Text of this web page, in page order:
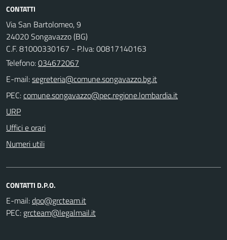
CONTATTI
Via San Bartolomeo, 9
24020 Songavazzo (BG)
C.F. 81000330167 - P.Iva: 00817140163
Telefono:034672067
E-mail:
PEC:
URP
Uffici e orari
Numeri utili
CONTATTI D.P.O.
E-mail:
PEC: